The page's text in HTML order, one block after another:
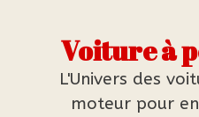
Voiture à
L'Univers des
moteur pour